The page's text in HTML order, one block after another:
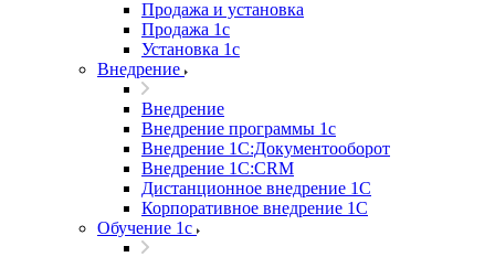
Продажа и установка
Продажа 1с
Установка 1с
Внедрение
Внедрение
Внедрение программы 1с
Внедрение 1С:Документооборот
Внедрение 1С:CRM
Дистанционное внедрение 1С
Корпоративное внедрение 1С
Обучение 1с